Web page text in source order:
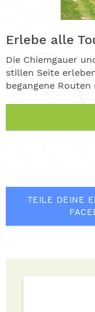
Erlebe alle
Die Chiemgauer
stillen Seite
begangene
TEILE DEINE